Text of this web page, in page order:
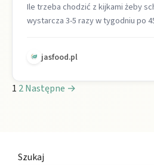
Ile trzeba chodzić z kijkami żeby
wystarcza 3-5 razy w tygodniu po
jasfood.pl
1 2Następne →
Szukaj